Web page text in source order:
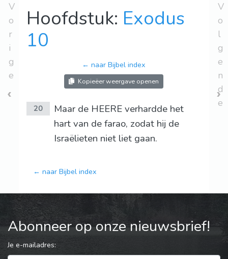
V
o
r
i
g
e
Hoofdstuk: Exodus
10
← naar Bijbel index
Kopieëer weergave openen
20
Maar de HEERE verhardde het
hart van de farao, zodat hij de
Israëlieten niet liet gaan.
← naar Bijbel index
V
o
l
g
e
n
d
e
Abonneer op onze nieuwsbrief!
Je e-mailadres: